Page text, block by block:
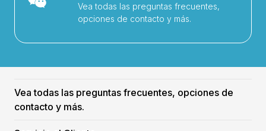
Vea todas las preguntas frecuentes,
opciones de contacto y más.
Vea todas las preguntas frecuentes, opciones de
contacto y más.